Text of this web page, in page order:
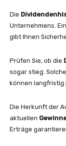
Die
Unternehmens.
gibt Ihnen
Prüfen Sie, ob die
sogar stieg. Solche
können langfristig
Die Herkunft der
aktuellen
Erträge